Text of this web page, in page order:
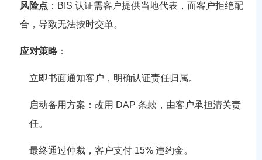
风险点 ：BIS 认证需客户提供当地代表，而客户拒绝配
合，导致无法按时交单。
应对策略：
立即书面通知客户，明确认证责任归属。
启动备用方案：改用 DAP 条款，由客户承担清关责
任。
最终通过仲裁，客户支付 15% 违约金。